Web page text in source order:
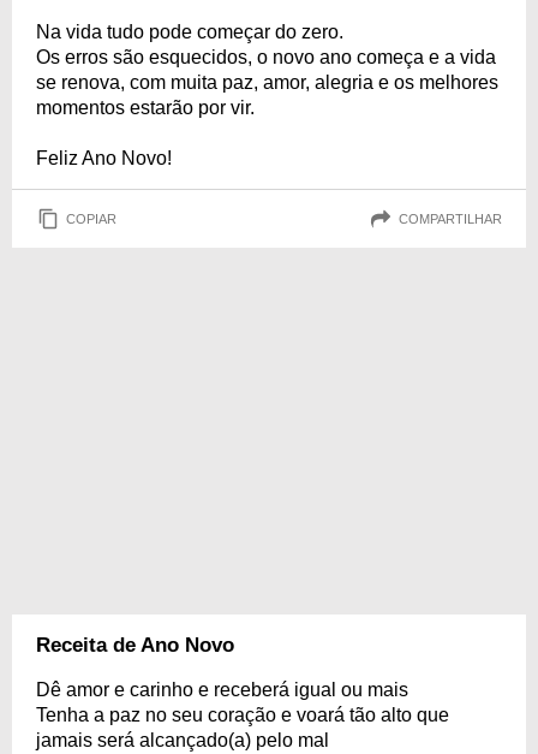
Na vida tudo pode começar do zero.
Os erros são esquecidos, o novo ano começa e a vida
se renova, com muita paz, amor, alegria e os melhores
momentos estarão por vir.
Feliz Ano Novo!
COPIAR COMPARTILHAR
Receita de Ano Novo
Dê amor e carinho e receberá igual ou mais
Tenha a paz no seu coração e voará tão alto que
jamais será alcançado(a) pelo mal